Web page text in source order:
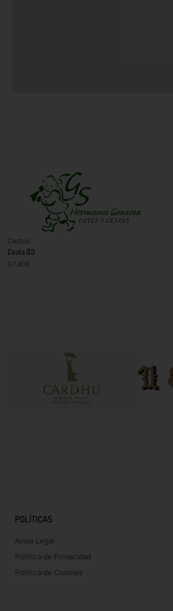
Cestas
Cesta 03
67.40€
POLÍTICAS
Aviso Legal
Política de Privacidad
Política de Cookies